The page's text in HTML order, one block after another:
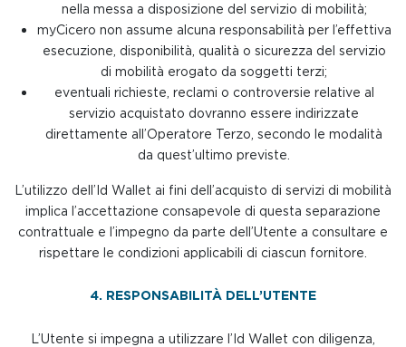
nella messa a disposizione del servizio di mobilità;
myCicero non assume alcuna responsabilità per l’effettiva
esecuzione, disponibilità, qualità o sicurezza del servizio
di mobilità erogato da soggetti terzi;
eventuali richieste, reclami o controversie relative al
servizio acquistato dovranno essere indirizzate
direttamente all’Operatore Terzo, secondo le modalità
da quest’ultimo previste.
L’utilizzo dell’Id Wallet ai fini dell’acquisto di servizi di mobilità
implica l’accettazione consapevole di questa separazione
contrattuale e l’impegno da parte dell’Utente a consultare e
rispettare le condizioni applicabili di ciascun fornitore.
4. RESPONSABILITÀ DELL’UTENTE
L’Utente si impegna a utilizzare l’Id Wallet con diligenza,